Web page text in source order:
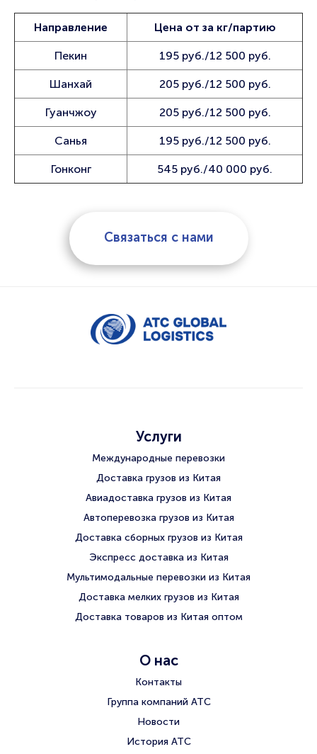
Направление Цена от за кг/партию
Пекин 195 руб./12 500 руб.
Шанхай 205 руб./12 500 руб.
Гуанчжоу 205 руб./12 500 руб.
Санья 195 руб./12 500 руб.
Гонконг 545 руб./40 000 руб.
Связаться с нами
Услуги
Международные перевозки
Доставка грузов из Китая
Авиадоставка грузов из Китая
Автоперевозка грузов из Китая
Доставка сборных грузов из Китая
Экспресс доставка из Китая
Мультимодальные перевозки из Китая
Доставка мелких грузов из Китая
Доставка товаров из Китая оптом
О нас
Контакты
Группа компаний АТС
Новости
История АТС